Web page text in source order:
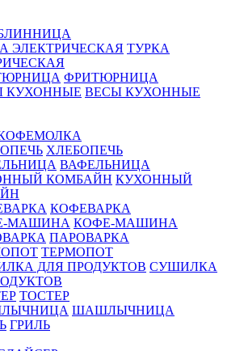
ТУРКА
ФРИТЮРНИЦА
ВЕСЫ КУХОННЫЕ
ХЛЕБОПЕЧЬ
ВАФЕЛЬНИЦА
КУХОННЫЙ
КОФЕВАРКА
КОФЕ-МАШИНА
ПАРОВАРКА
ТЕРМОПОТ
СУШИЛКА
ТОСТЕР
ШАШЛЫЧНИЦА
ГРИЛЬ